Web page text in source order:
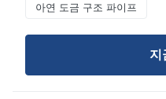
아연 도금 구조 파이프
지